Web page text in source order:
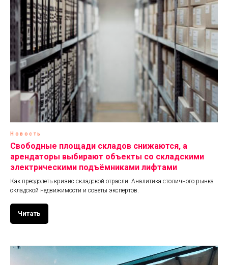
Новость
Свободные площади складов снижаются, а
арендаторы выбирают объекты со складскими
электрическими подъёмниками лифтами
Как преодолеть кризис складской отрасли. Аналитика столичного рынка
складской недвижимости и советы экспертов.
Читать